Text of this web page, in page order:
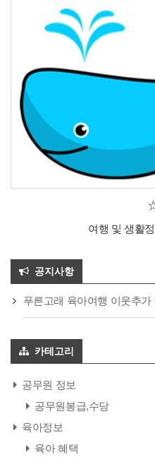
여행 및 생활
공지사항
푸른고래 육아여행 이웃추가
카테고리
공무원 정보
공무원봉급,수당
육아정보
육아 혜택